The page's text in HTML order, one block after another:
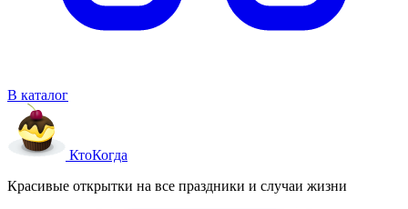
В каталог
КтоКогда
Красивые открытки на все праздники и случаи жизни